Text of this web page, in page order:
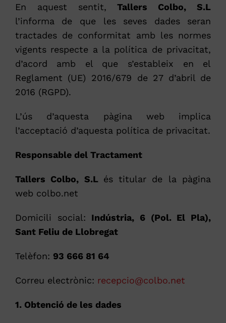
En aquest sentit,Tallers Colbo, S.L
l’informa de que les seves dades seran
tractades de conformitat amb les normes
vigents respecte a la política de privacitat,
d’acord amb el que s’estableix en el
Reglament (UE) 2016/679 de 27 d’abril de
2016 (RGPD).
L’ús d’aquesta pàgina web implica
l’acceptació d’aquesta política de privacitat.
Responsable del Tractament
Tallers Colbo, S.L és titular de la pàgina
web colbo.net
Domicili social: Indústria, 6 (Pol. El Pla),
Sant Feliu de Llobregat
Telèfon: 93 666 81 64
Correu electrònic: recepcio@colbo.net
1. Obtenció de les dades